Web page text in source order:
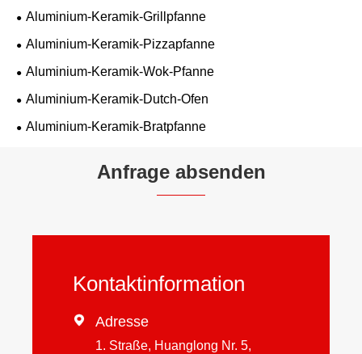
Aluminium-Keramik-Grillpfanne
Aluminium-Keramik-Pizzapfanne
Aluminium-Keramik-Wok-Pfanne
Aluminium-Keramik-Dutch-Ofen
Aluminium-Keramik-Bratpfanne
Anfrage absenden
Kontaktinformation
 Adresse
1. Straße, Huanglong Nr. 5,